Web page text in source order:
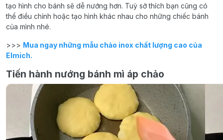
tạo hình cho bánh sẽ dễ nướng hơn. Tuỳ sở thích bạn cũng có
thể điều chỉnh hoặc tạo hình khác nhau cho những chiếc bánh
của mình nhé.
>>> Mua ngay những mẫu chảo inox chất lượng cao của
Elmich.
Tiến hành nướng bánh mì áp chảo